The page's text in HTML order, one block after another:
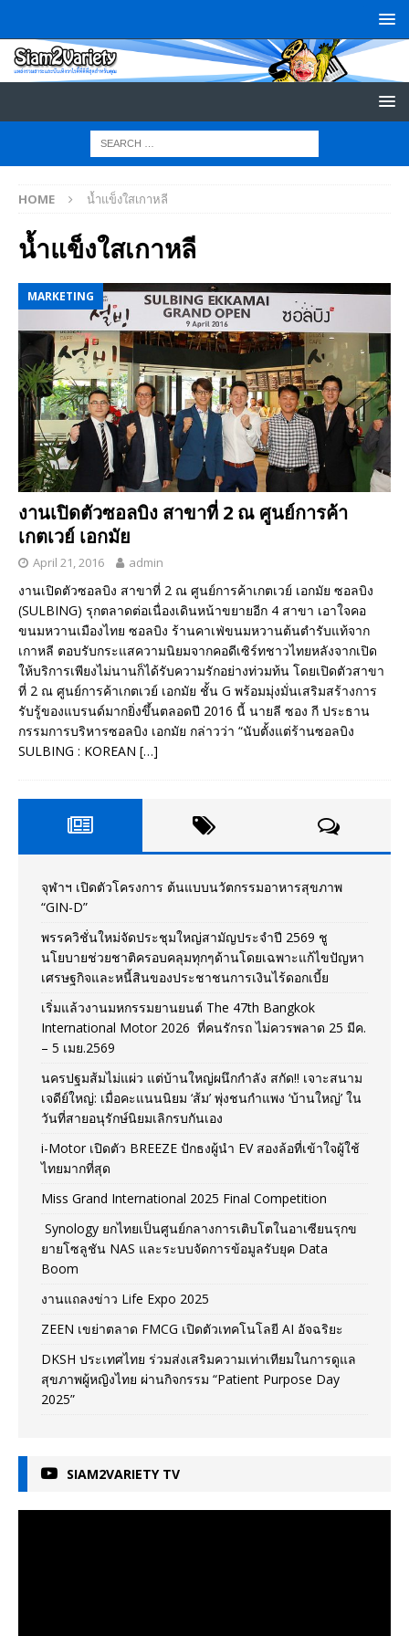
HOME น้ำแข็งใสเกาหลี
น้ำแข็งใสเกาหลี
MARKETING
งานเปิดตัวซอลบิง สาขาที่ 2 ณ ศูนย์การค้า
เกตเวย์ เอกมัย
April 21, 2016 admin
งานเปิดตัวซอลบิง สาขาที่ 2 ณ ศูนย์การค้าเกตเวย์ เอกมัย ซอลบิง
(SULBING) รุกตลาดต่อเนื่องเดินหน้าขยายอีก 4 สาขา เอาใจคอ
ขนมหวานเมืองไทย ซอลบิง ร้านคาเฟ่ขนมหวานต้นตำรับแท้จาก
เกาหลี ตอบรับกระแสความนิยมจากคอดีเซิร์ทชาวไทยหลังจากเปิด
ให้บริการเพียงไม่นานก็ได้รับความรักอย่างท่วมท้น โดยเปิดตัวสาขา
ที่ 2 ณ ศูนย์การค้าเกตเวย์ เอกมัย ชั้น G พร้อมมุ่งมั่นเสริมสร้างการ
รับรู้ของแบรนด์มากยิ่งขึ้นตลอดปี 2016 นี้ นายลี ซอง กี ประธาน
กรรมการบริหารซอลบิง เอกมัย กล่าวว่า “นับตั้งแต่ร้านซอลบิง
SULBING : KOREAN […]
จุฬาฯ เปิดตัวโครงการ ต้นแบบนวัตกรรมอาหารสุขภาพ
“GIN-D”
พรรควิชั่นใหม่จัดประชุมใหญ่สามัญประจำปี 2569 ชู
นโยบายช่วยชาติครอบคลุมทุกๆด้านโดยเฉพาะแก้ไขปัญหา
เศรษฐกิจและหนี้สินของประชาชนการเงินไร้ดอกเบี้ย
เริ่มแล้วงานมหกรรมยานยนต์ The 47th Bangkok
International Motor 2026 ที่คนรักรถ ไม่ควรพลาด 25 มีค.
– 5 เมย.2569
นครปฐมส้มไม่แผ่ว แต่บ้านใหญ่ผนึกกำลัง สกัด!! เจาะสนาม
เจดีย์ใหญ่: เมื่อคะแนนนิยม ‘ส้ม’ พุ่งชนกำแพง ‘บ้านใหญ่’ ใน
วันที่สายอนุรักษ์นิยมเลิกรบกันเอง
i-Motor เปิดตัว BREEZE ปักธงผู้นำ EV สองล้อที่เข้าใจผู้ใช้
ไทยมากที่สุด
Miss Grand International 2025 Final Competition
Synology ยกไทยเป็นศูนย์กลางการเติบโตในอาเซียนรุกข
ยายโซลูชัน NAS และระบบจัดการข้อมูลรับยุค Data
Boom
งานแถลงข่าว Life Expo 2025
ZEEN เขย่าตลาด FMCG เปิดตัวเทคโนโลยี AI อัจฉริยะ
DKSH ประเทศไทย ร่วมส่งเสริมความเท่าเทียมในการดูแล
สุขภาพผู้หญิงไทย ผ่านกิจกรรม “Patient Purpose Day
2025”
SIAM2VARIETY TV